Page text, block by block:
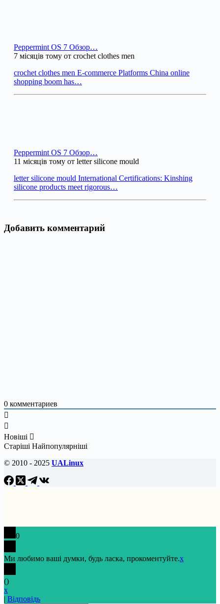
Peppermint OS 7 Обзор…
7 місяців тому от crochet clothes men
crochet clothes men E-commerce Platforms China online
shopping boom has…
Peppermint OS 7 Обзор…
11 місяців тому от letter silicone mould
letter silicone mould International Certifications: Kinshing
silicone products meet rigorous…
Добавить комментарий
0 комментариев
Новіші
Старіші Найпопулярніші
© 2010 - 2025 UALinux
0
Ми любимо ваші думки, будь ласка, прокоментуйте.x
()
x
| Відповідь